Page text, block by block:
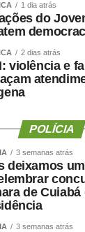
para
1 dia atrás
do
2 dias atrás
violência e
POLÍCIA
3 semanas atrás
deixamos
de
3 semanas atrás